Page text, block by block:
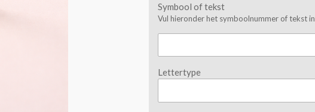
Symbool of tekst
Vul hieronder het symboolnummer of tekst in
Lettertype